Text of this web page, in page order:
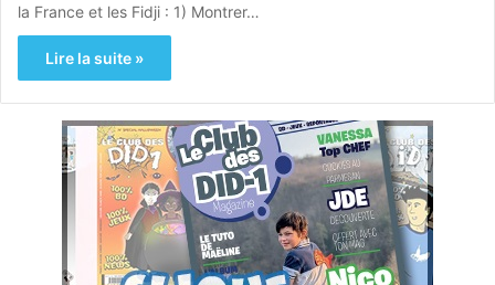
la France et les Fidji : 1) Montrer…
Lire la suite »